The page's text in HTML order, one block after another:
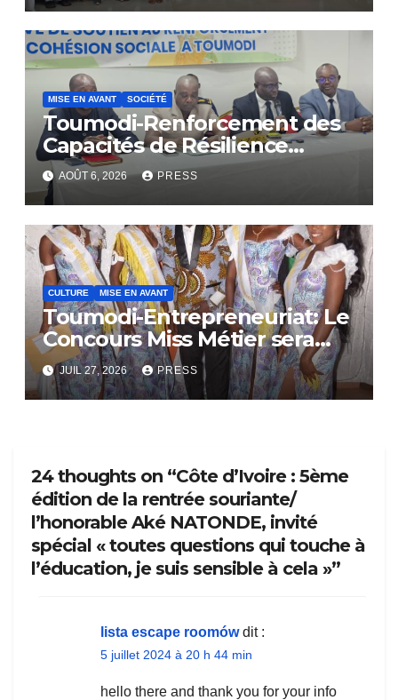
MISE EN AVANT SOCIÉTÉ
Toumodi-Renforcement des
Capacités de Résilience
Communautaire
AOÛT 6, 2026 PRESS
CULTURE MISE EN AVANT
Toumodi-Entrepreneuriat: Le
Concours Miss Métier sera
bientôt lance.
JUIL 27, 2026 PRESS
24 thoughts on “Côte d’Ivoire : 5ème
édition de la rentrée souriante/
l’honorable Aké NATONDE, invité
spécial « toutes questions qui touche à
l’éducation, je suis sensible à cela »”
lista escape roomów dit :
5 juillet 2024 à 20 h 44 min
hello there and thank you for your info